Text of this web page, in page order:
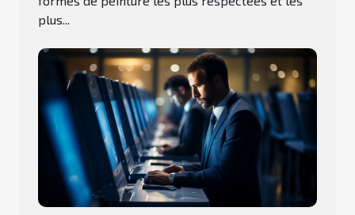
plus...